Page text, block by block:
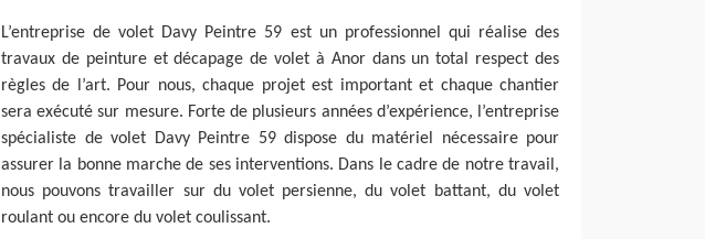
L’entreprise de volet Davy Peintre 59 est un professionnel qui réalise des
travaux de peinture et décapage de volet à Anor dans un total respect des
règles de l’art. Pour nous, chaque projet est important et chaque chantier
sera exécuté sur mesure. Forte de plusieurs années d’expérience, l’entreprise
spécialiste de volet Davy Peintre 59 dispose du matériel nécessaire pour
assurer la bonne marche de ses interventions. Dans le cadre de notre travail,
nous pouvons travailler sur du volet persienne, du volet battant, du volet
roulant ou encore du volet coulissant.